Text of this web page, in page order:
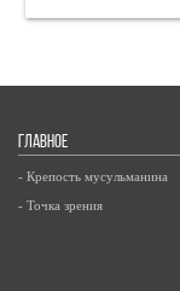
ГЛАВНОЕ
- Крепость мусульманина
- Точка зрения